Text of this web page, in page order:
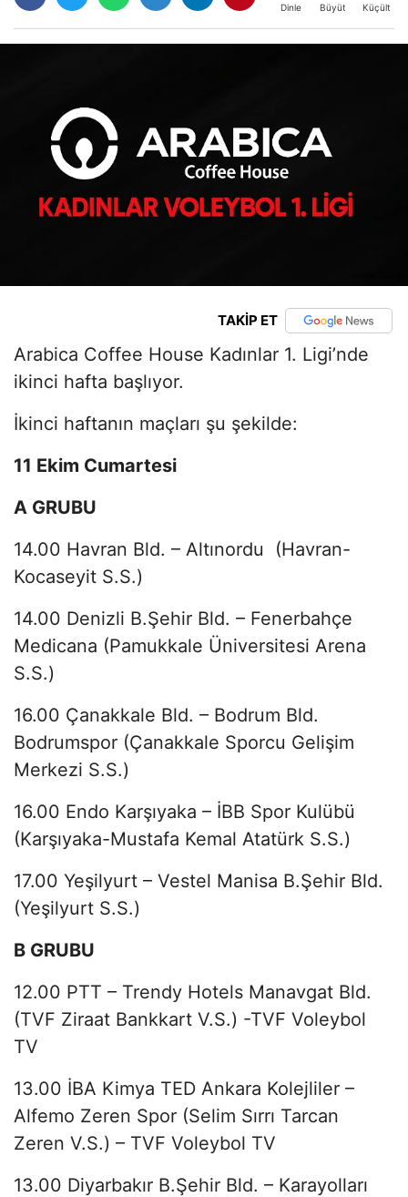
Dinle Büyüt Küçült
TAKİP ET
Arabica Coffee House Kadınlar 1. Ligi’nde
ikinci hafta başlıyor.
İkinci haftanın maçları şu şekilde:
11 Ekim Cumartesi
A GRUBU
14.00 Havran Bld. – Altınordu (Havran-
Kocaseyit S.S.)
14.00 Denizli B.Şehir Bld. – Fenerbahçe
Medicana (Pamukkale Üniversitesi Arena
S.S.)
16.00 Çanakkale Bld. – Bodrum Bld.
Bodrumspor (Çanakkale Sporcu Gelişim
Merkezi S.S.)
16.00 Endo Karşıyaka – İBB Spor Kulübü
(Karşıyaka-Mustafa Kemal Atatürk S.S.)
17.00 Yeşilyurt – Vestel Manisa B.Şehir Bld.
(Yeşilyurt S.S.)
B GRUBU
12.00 PTT – Trendy Hotels Manavgat Bld.
(TVF Ziraat Bankkart V.S.) -TVF Voleybol
TV
13.00 İBA Kimya TED Ankara Kolejliler –
Alfemo Zeren Spor (Selim Sırrı Tarcan
Zeren V.S.) – TVF Voleybol TV
13.00 Diyarbakır B.Şehir Bld. – Karayolları